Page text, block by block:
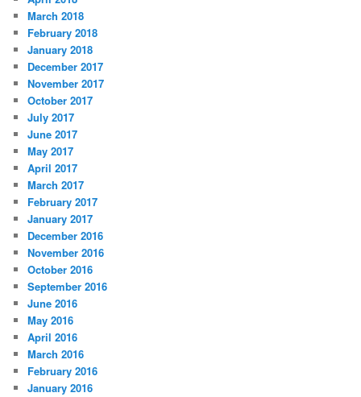
March 2018
February 2018
January 2018
December 2017
November 2017
October 2017
July 2017
June 2017
May 2017
April 2017
March 2017
February 2017
January 2017
December 2016
November 2016
October 2016
September 2016
June 2016
May 2016
April 2016
March 2016
February 2016
January 2016